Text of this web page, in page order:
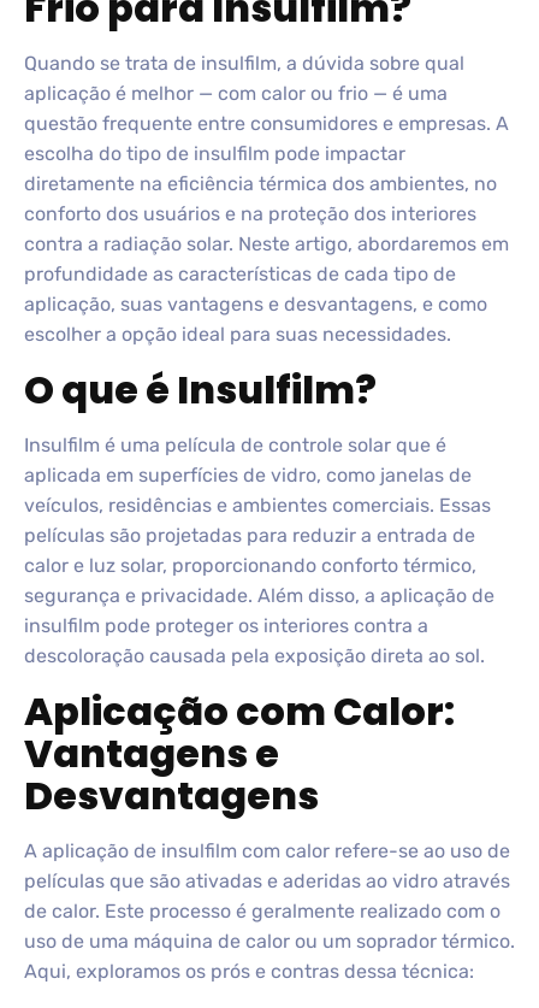
Quando se trata de insulfilm, a dúvida sobre qual
aplicação é melhor — com calor ou frio — é uma
questão frequente entre consumidores e empresas. A
escolha do tipo de insulfilm pode impactar
diretamente na eficiência térmica dos ambientes, no
conforto dos usuários e na proteção dos interiores
contra a radiação solar. Neste artigo, abordaremos em
profundidade as características de cada tipo de
aplicação, suas vantagens e desvantagens, e como
escolher a opção ideal para suas necessidades.
O que é Insulfilm?
Insulfilm é uma película de controle solar que é
aplicada em superfícies de vidro, como janelas de
veículos, residências e ambientes comerciais. Essas
películas são projetadas para reduzir a entrada de
calor e luz solar, proporcionando conforto térmico,
segurança e privacidade. Além disso, a aplicação de
insulfilm pode proteger os interiores contra a
descoloração causada pela exposição direta ao sol.
Aplicação com Calor:
Vantagens e
Desvantagens
A aplicação de insulfilm com calor refere-se ao uso de
películas que são ativadas e aderidas ao vidro através
de calor. Este processo é geralmente realizado com o
uso de uma máquina de calor ou um soprador térmico.
Aqui, exploramos os prós e contras dessa técnica: